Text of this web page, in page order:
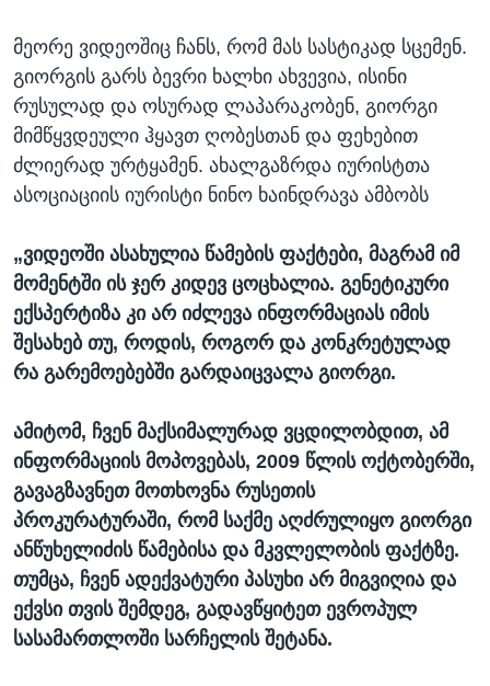
მეორე ვიდეოშიც ჩანს, რომ მას სასტიკად სცემენ.
გიორგის გარს ბევრი ხალხი ახვევია, ისინი
რუსულად და ოსურად ლაპარაკობენ, გიორგი
მიმწყვდეული ჰყავთ ღობესთან და ფეხებით
ძლიერად ურტყამენ. ახალგაზრდა იურისტთა
ასოციაციის იურისტი ნინო ხაინდრავა ამბობს
„ვიდეოში ასახულია წამების ფაქტები, მაგრამ იმ
მომენტში ის ჯერ კიდევ ცოცხალია. გენეტიკური
ექსპერტიზა კი არ იძლევა ინფორმაციას იმის
შესახებ თუ, როდის, როგორ და კონკრეტულად
რა გარემოებებში გარდაიცვალა გიორგი.
ამიტომ, ჩვენ მაქსიმალურად ვცდილობდით, ამ
ინფორმაციის მოპოვებას, 2009 წლის ოქტობერში,
გავაგზავნეთ მოთხოვნა რუსეთის
პროკურატურაში, რომ საქმე აღძრულიყო გიორგი
ანწუხელიძის წამებისა და მკვლელობის ფაქტზე.
თუმცა, ჩვენ ადექვატური პასუხი არ მიგვიღია და
ექვსი თვის შემდეგ, გადავწყიტეთ ევროპულ
სასამართლოში სარჩელის შეტანა.